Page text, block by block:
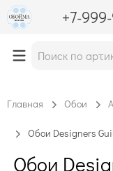
+7-
Главная Обои
Обои Designers
Обои